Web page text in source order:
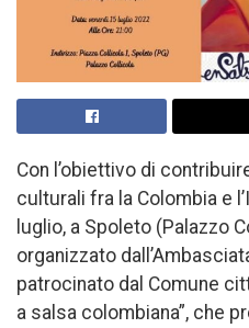
Con l’obiettivo di
culturali fra la Colombia e
luglio, a Spoleto (Palazzo
organizzato
patrocinato dal Comune
a salsa colombiana”, che